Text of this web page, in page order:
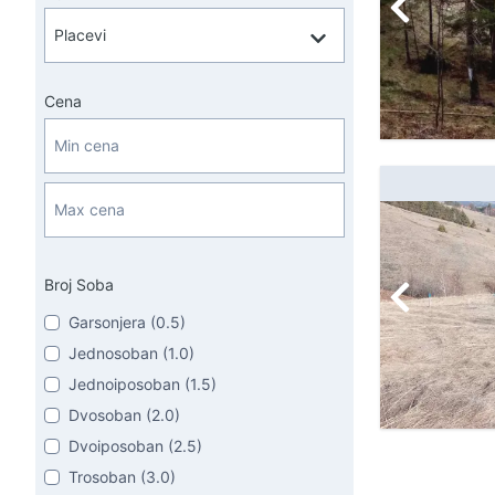
Cena
Broj Soba
Garsonjera (0.5)
Jednosoban (1.0)
Jednoiposoban (1.5)
Dvosoban (2.0)
Dvoiposoban (2.5)
Trosoban (3.0)